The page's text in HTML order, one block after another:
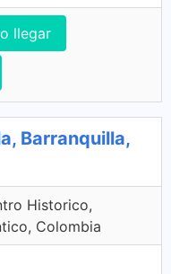
llegar
Barranquilla,
Historico,
Colombia